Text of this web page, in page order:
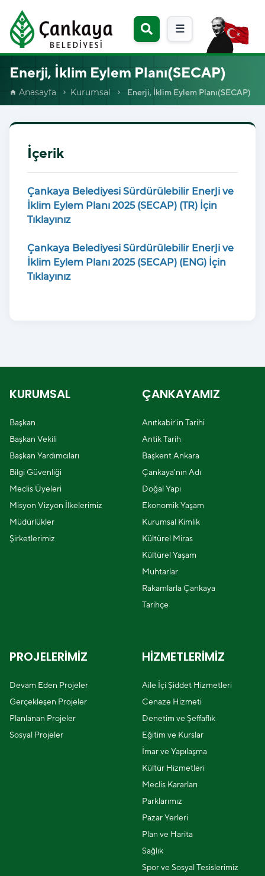
☰
Enerji, İklim Eylem Planı(SECAP)
home Anasayfa chevron_right Kurumsal chevron_right Enerji, İklim Eylem Planı(SECAP)
İçerik
Çankaya Belediyesi Sürdürülebilir Enerji ve
İklim Eylem Planı 2025 (SECAP) (TR) İçin
Tıklayınız
Çankaya Belediyesi Sürdürülebilir Enerji ve
İklim Eylem Planı 2025 (SECAP) (ENG) İçin
Tıklayınız
KURUMSAL
Başkan
Başkan Vekili
Başkan Yardımcıları
Bilgi Güvenliği
Meclis Üyeleri
Misyon Vizyon İlkelerimiz
Müdürlükler
Şirketlerimiz
ÇANKAYAMIZ
Anıtkabir'in Tarihi
Antik Tarih
Başkent Ankara
Çankaya'nın Adı
Doğal Yapı
Ekonomik Yaşam
Kurumsal Kimlik
Kültürel Miras
Kültürel Yaşam
Muhtarlar
Rakamlarla Çankaya
Tarihçe
PROJELERİMİZ
Devam Eden Projeler
Gerçekleşen Projeler
Planlanan Projeler
Sosyal Projeler
HİZMETLERİMİZ
Aile İçi Şiddet Hizmetleri
Cenaze Hizmeti
Denetim ve Şeffaflık
Eğitim ve Kurslar
İmar ve Yapılaşma
Kültür Hizmetleri
Meclis Kararları
Parklarımız
Pazar Yerleri
Plan ve Harita
Sağlık
Spor ve Sosyal Tesislerimiz